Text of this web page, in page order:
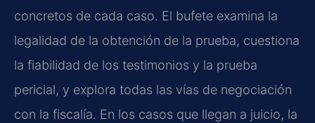
concretos de cada caso. El bufete examina la
legalidad de la obtención de la prueba, cuestiona
la fiabilidad de los testimonios y la prueba
pericial, y explora todas las vías de negociación
con la fiscalía. En los casos que llegan a juicio, la